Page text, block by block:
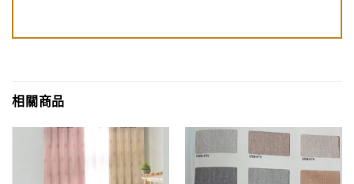
相關商品